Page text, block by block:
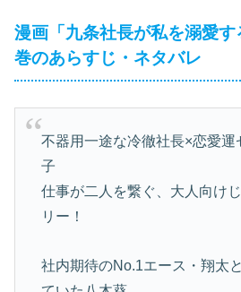
漫画「九条社長が私を溺愛
巻のあらすじ・ネタバレ
不器用一途な冷徹社長×恋愛運
子
仕事が二人を繋ぐ、大人向け
リー！
社内期待のNo.1エース・翔太